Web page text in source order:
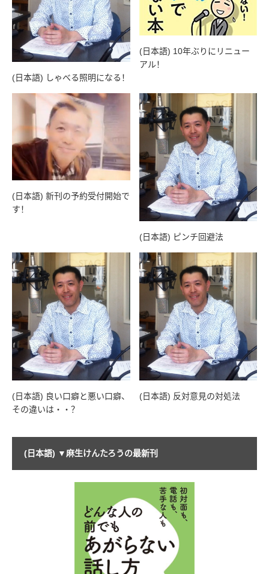
(日本語) しゃべる照明になる！
(日本語) 10年ぶりにリニュー
アル！
(日本語) 新刊の予約受付開始で
す！
(日本語) ピンチ回避法
(日本語) 良い口癖と悪い口癖、
その違いは・・？
(日本語) 反対意見の対処法
(日本語) ▼麻生けんたろうの最新刊